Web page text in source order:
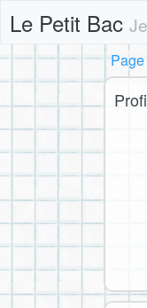
Le Petit Bac